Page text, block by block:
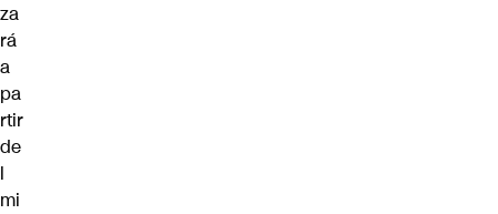
za
rá
a
pa
rtir
de
l
mi